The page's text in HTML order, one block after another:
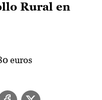
Rural en
euros